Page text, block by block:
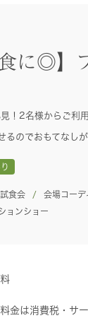
に◎】
！2名様からご利
るのでおもてなし
試食会 会場コーデ
ョンショー
金は消費税・サ